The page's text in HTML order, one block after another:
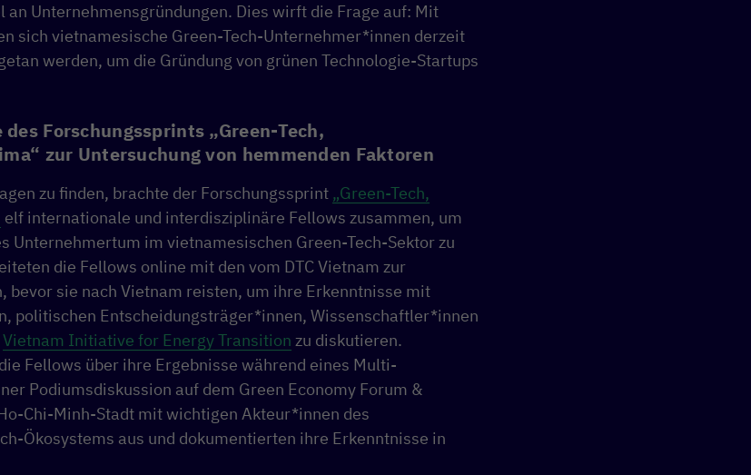
an Unternehmensgründungen. Dies wirft die Frage auf: Mit
sich vietnamesische Green-Tech-Unternehmer*innen derzeit
werden, um die Gründung von grünen Technologie-Startups
Forschungssprints „Green-Tech,
zur Untersuchung von hemmenden Faktoren
zu finden, brachte der Forschungssprint „Green-Tech,
elf internationale und interdisziplinäre Fellows zusammen, um
Unternehmertum im vietnamesischen Green-Tech-Sektor zu
die Fellows online mit den vom DTC Vietnam zur
bevor sie nach Vietnam reisten, um ihre Erkenntnisse mit
politischen Entscheidungsträger*innen, Wissenschaftler*innen
Vietnam Initiative for Energy Transition zu diskutieren.
Fellows über ihre Ergebnisse während eines Multi-
Podiumsdiskussion auf dem Green Economy Forum &
Chi-Minh-Stadt mit wichtigen Akteur*innen des
Ökosystems aus und dokumentierten ihre Erkenntnisse in